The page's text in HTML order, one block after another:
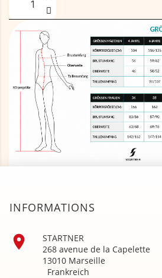
INFORMATIONS

STARTNER
268 avenue de la Capelette
13010 Marseille
Frankreich